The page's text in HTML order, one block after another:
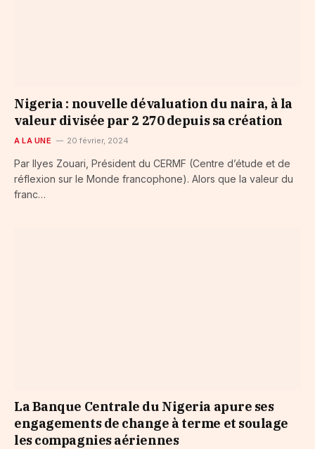
Nigeria : nouvelle dévaluation du naira, à la
valeur divisée par 2 270 depuis sa création
A LA UNE 20 février, 2024
Par Ilyes Zouari, Président du CERMF (Centre d’étude et de
réflexion sur le Monde francophone). Alors que la valeur du
franc…
La Banque Centrale du Nigeria apure ses
engagements de change à terme et soulage
les compagnies aériennes